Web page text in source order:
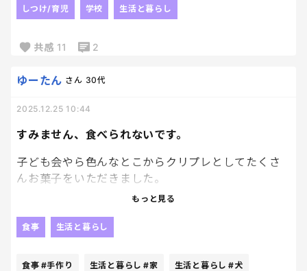
ス。
しっかり読み込むし、作ったものを大事にする。
長男には内容が合っていない感じがする
どう使ったらこーなんの？ってくらい
あーー
しつけ/育児 学校 生活と暮らし
共感 11 2
すみません、食べられないです。
ゆーたん さん 30代
2025.12.25 10:44
子ども会やら色んなとこからクリプレとしてたくさ
んお菓子をいただきました。
中身を確認したら、１つ明らかにセルフラッピング
いやこれ、制作者誰？！！なんっのメモ書きもなく
私小学生時代にもらった髪の毛入りクッキーだった
もっと見る
食事 生活と暮らし
食事 #手作り 生活と暮らし #家 生活と暮らし #犬